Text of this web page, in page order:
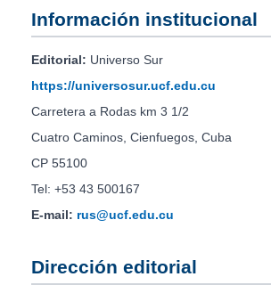
Información institucional
Editorial: Universo Sur
https://universosur.ucf.edu.cu
Carretera a Rodas km 3 1/2
Cuatro Caminos, Cienfuegos, Cuba
CP 55100
Tel: +53 43 500167
E-mail: rus@ucf.edu.cu
Dirección editorial